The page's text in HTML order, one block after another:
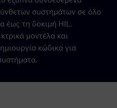
συστημάτων σε όλο
έως τη δοκιμή HIL.
μοντέλα και
κώδικα για